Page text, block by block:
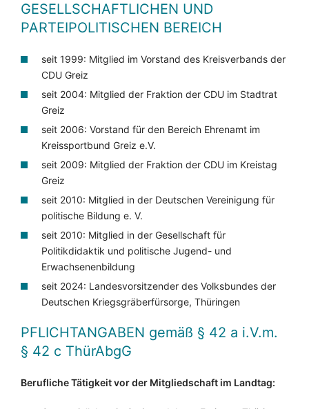
GESELLSCHAFTLICHEN UND
PARTEIPOLITISCHEN BEREICH
seit 1999: Mitglied im Vorstand des Kreisverbands der
CDU Greiz
seit 2004: Mitglied der Fraktion der CDU im Stadtrat
Greiz
seit 2006: Vorstand für den Bereich Ehrenamt im
Kreissportbund Greiz e.V.
seit 2009: Mitglied der Fraktion der CDU im Kreistag
Greiz
seit 2010: Mitglied in der Deutschen Vereinigung für
politische Bildung e. V.
seit 2010: Mitglied in der Gesellschaft für
Politikdidaktik und politische Jugend- und
Erwachsenenbildung
seit 2024: Landesvorsitzender des Volksbundes der
Deutschen Kriegsgräberfürsorge, Thüringen
PFLICHTANGABEN gemäß § 42 a i.V.m.
§ 42 c ThürAbgG
Berufliche Tätigkeit vor der Mitgliedschaft im Landtag: